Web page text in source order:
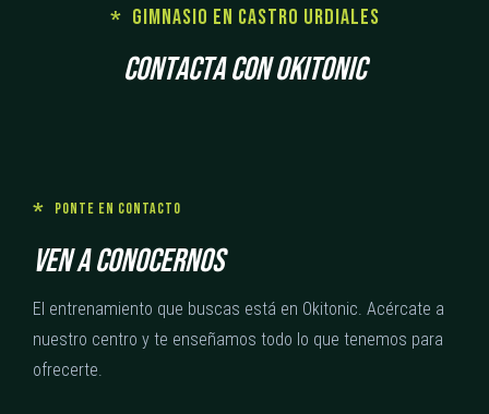
Gimnasio en Castro Urdiales
CONTACTACONOKITONIC
Ponte en contacto
VENACONOCERNOS
El entrenamiento que buscas está en Okitonic. Acércate a
nuestro centro y te enseñamos todo lo que tenemos para
ofrecerte.